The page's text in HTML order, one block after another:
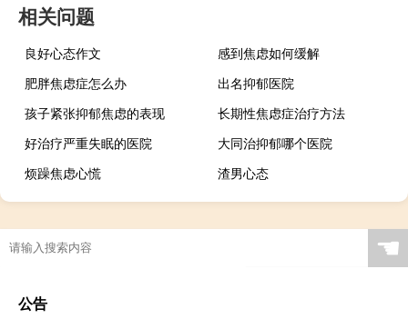
相关问题
良好心态作文
感到焦虑如何缓解
肥胖焦虑症怎么办
出名抑郁医院
孩子紧张抑郁焦虑的表现
长期性焦虑症治疗方法
好治疗严重失眠的医院
大同治抑郁哪个医院
烦躁焦虑心慌
渣男心态
☚
公告